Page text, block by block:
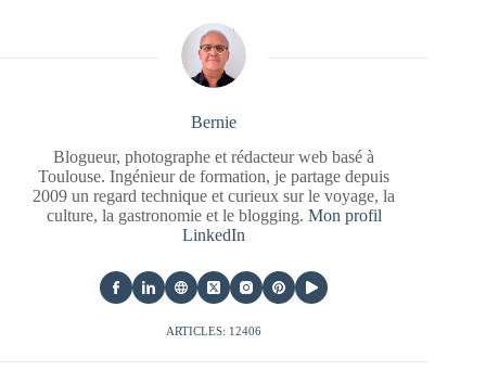
Bernie
Blogueur, photographe et rédacteur web basé à
Toulouse. Ingénieur de formation, je partage depuis
2009 un regard technique et curieux sur le voyage, la
culture, la gastronomie et le blogging. Mon profil
LinkedIn
ARTICLES: 12406